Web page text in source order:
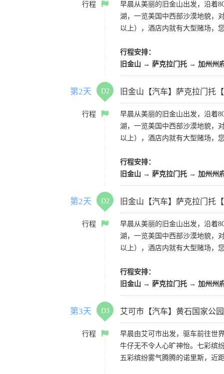
行程
早晨从美丽的旧金山出发，沿着
湖，一览美国中西部沙漠地貌，
以上），酒店内就有大型赌场，
行程安排：
旧金山 → 萨克拉门托 → 加州州
第2天 D2 旧金山【汽车】萨克拉门托
行程
早晨从美丽的旧金山出发，沿着
湖，一览美国中西部沙漠地貌，
以上），酒店内就有大型赌场，
行程安排：
旧金山 → 萨克拉门托 → 加州州
第2天 D2 旧金山【汽车】萨克拉门托
行程
早晨从美丽的旧金山出发，沿着
湖，一览美国中西部沙漠地貌，
以上），酒店内就有大型赌场，
行程安排：
旧金山 → 萨克拉门托 → 加州州
第3天 D3 艾可市【汽车】黄石国家公
行程
早晨由艾可市出发，驱车前往世
牛仔无不令人心旷神怡。七彩缤
五彩缤纷雾气腾腾的诺里斯，近